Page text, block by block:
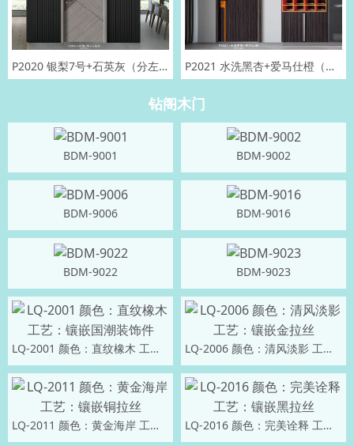
P2020 银梨7号+石英灰（分左右） P2021 水洗黑杏+爱马仕橙（分左右）
钻阁木门
BDM-9001 BDM-9002
BDM-9006 BDM-9016
BDM-9022 BDM-9023
LQ-2001 颜色：直纹橡木 工艺：镶嵌国潮装饰件 LQ-2006 颜色：清风淡影 工艺：镶嵌金拉丝
LQ-2011 颜色：黄金海岸 工艺：镶嵌铜拉丝 LQ-2016 颜色：完美诠释 工艺：镶嵌黑拉丝